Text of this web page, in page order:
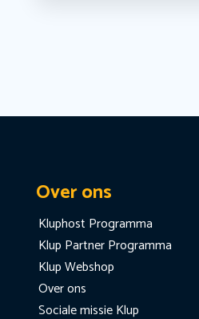
Over ons
Kluphost Programma
Klup Partner Programma
Klup Webshop
Over ons
Sociale missie Klup